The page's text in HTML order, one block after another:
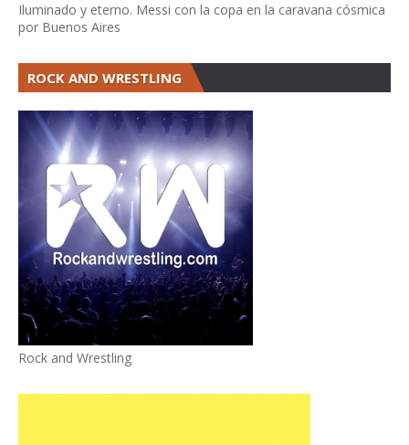
Iluminado y eterno. Messi con la copa en la caravana cósmica
por Buenos Aires
ROCK AND WRESTLING
Rock and Wrestling